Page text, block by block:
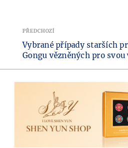
PŘEDCHOZÍ
Vybrané případy starších
Gongu vězněných pro svou